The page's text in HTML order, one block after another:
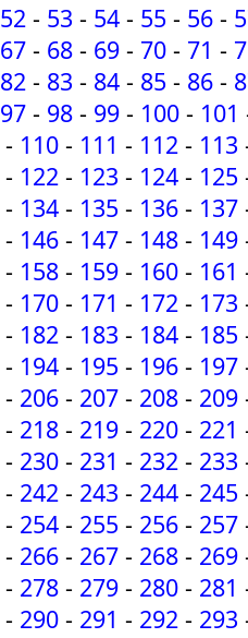
52 - 53 - 54 - 55 - 56 -
67 - 68 - 69 - 70 - 71 -
82 - 83 - 84 - 85 - 86 -
97 - 98 - 99 - 100 - 101
- 110 - 111 - 112 - 113
- 122 - 123 - 124 - 125
- 134 - 135 - 136 - 137
- 146 - 147 - 148 - 149
- 158 - 159 - 160 - 161
- 170 - 171 - 172 - 173
- 182 - 183 - 184 - 185
- 194 - 195 - 196 - 197
- 206 - 207 - 208 - 209
- 218 - 219 - 220 - 221
- 230 - 231 - 232 - 233
- 242 - 243 - 244 - 245
- 254 - 255 - 256 - 257
- 266 - 267 - 268 - 269
- 278 - 279 - 280 - 281
- 290 - 291 - 292 - 293